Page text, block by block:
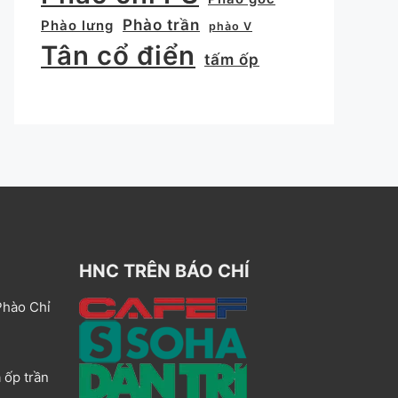
Phào lưng
Phào trần phào V
Tân cổ điển tấm ốp
Chỉ
ốp trần
HNC TRÊN BÁO CHÍ